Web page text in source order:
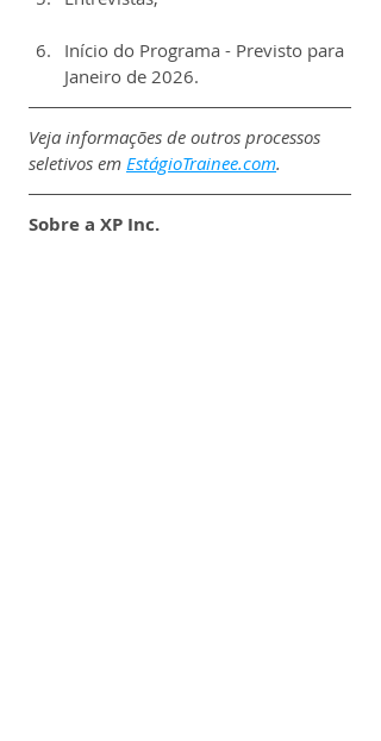
Início do Programa - Previsto para
Janeiro de 2026.
Veja informações de outros processos
seletivos em EstágioTrainee.com.
Sobre a XP Inc.